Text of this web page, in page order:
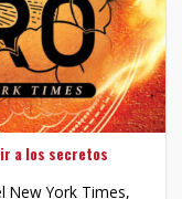
a los secretos
New York Times,